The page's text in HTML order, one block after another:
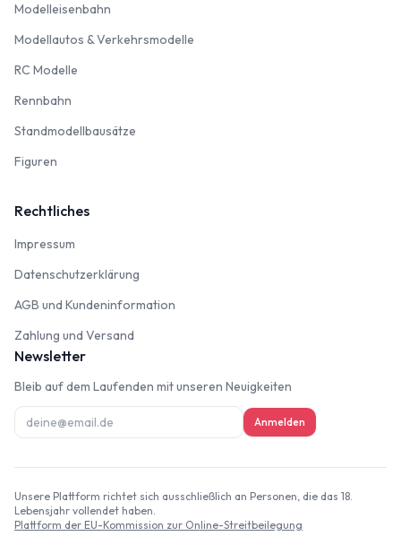
Modelleisenbahn
Modellautos & Verkehrsmodelle
RC Modelle
Rennbahn
Standmodellbausätze
Figuren
Rechtliches
Impressum
Datenschutzerklärung
AGB und Kundeninformation
Zahlung und Versand
Newsletter
Bleib auf dem Laufenden mit unseren Neuigkeiten
Anmelden
Unsere Plattform richtet sich ausschließlich an Personen, die das 18.
Lebensjahr vollendet haben.
Plattform der EU-Kommission zur Online-Streitbeilegung